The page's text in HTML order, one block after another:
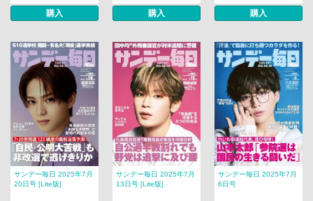
購入 購入 購入
サンデー毎日 2025年7月
20日号 [Lite版]
サンデー毎日 2025年7月
13日号 [Lite版]
サンデー毎日 2025年7月
6日号